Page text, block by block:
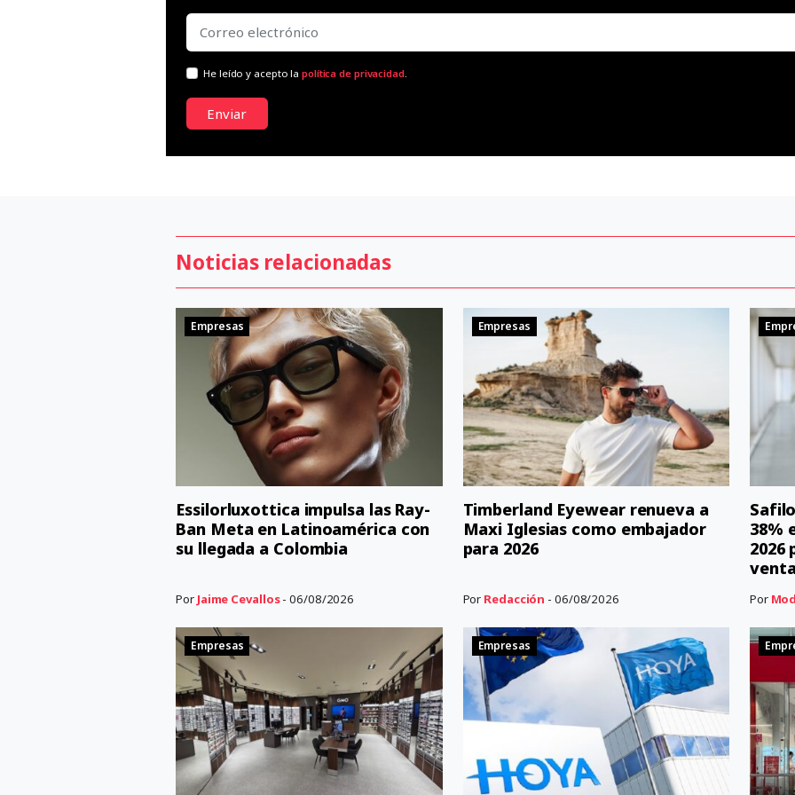
He leído y acepto lapolítica de privacidad.
Enviar
Noticias relacionadas
Empresas
Essilorluxottica impulsa las Ray-
Ban Meta en Latinoamérica con
su llegada a Colombia
Por Jaime Cevallos- 06/08/2026
Empresas
Timberland Eyewear renueva a
Maxi Iglesias como embajador
para 2026
Por Redacción - 06/08/2026
38%
2026
Por
Empresas Empresas